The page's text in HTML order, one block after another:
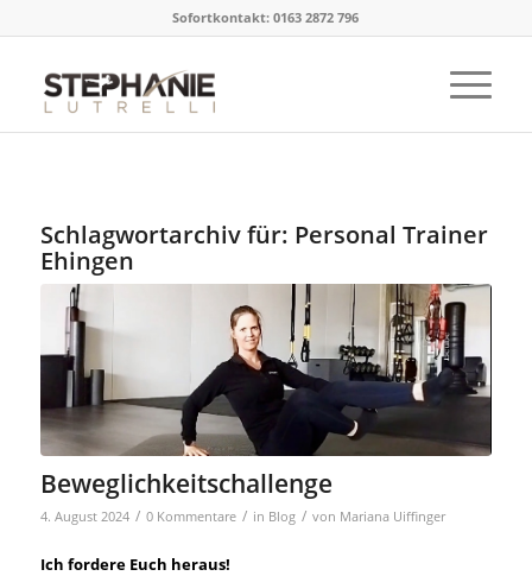
Sofortkontakt: 0163 2872 796
Schlagwortarchiv für: Personal Trainer
Ehingen
Beweglichkeitschallenge
4. August 2024 / 0 Kommentare / in Blog / von Mariana Uiffinger
Ich fordere Euch heraus!